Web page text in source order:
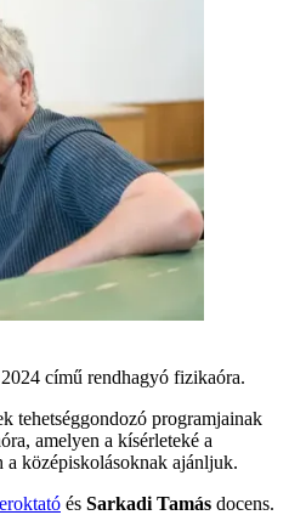
című rendhagyó fizikaóra.
tehetséggondozó programjainak
amelyen a kísérleteké a
a középiskolásoknak ajánljuk.
és Sarkadi Tamás docens.